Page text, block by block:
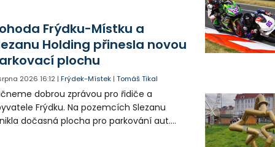
Frýdku-Místku a
Holding přinesla novou
plochu
2026 16:12 |Frýdek-Místek |Tomáš Tikal
dobrou zprávou pro řidiče a
Frýdku. Na pozemcích Slezanu
dočasná plocha pro parkování aut.